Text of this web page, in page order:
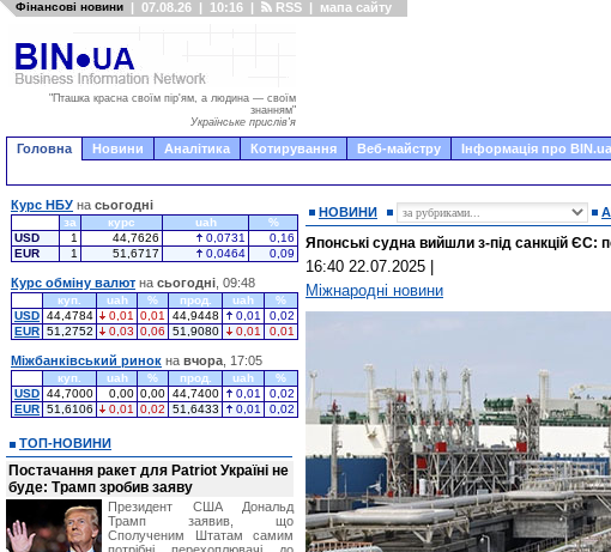
Фінансові новини | 07.08.26 | 10:16 | RSS | мапа сайту
"Пташка красна своїм пір'ям, а людина — своїм
знанням"
Українське прислів'я
Головна Новини Аналітика Котирування Веб-майстру Інформація про BIN.ua
НОВИНИ
Японські судна вийшли з-під санкцій ЄС:
16:40 22.07.2025
Міжнародні новини
Курс НБУ на сьогодні
за курс uah
%
USD
1 44,7626 0,0731
0,16
EUR
1 51,6717 0,0464 0,09
Курс обміну валют на сьогодні , 09:48
куп. uah % прод. uah
%
USD 44,4784 0,01 0,01 44,9448 0,01
0,02
EUR 51,2752 0,03 0,06 51,9080 0,01 0,01
Міжбанківський ринок на вчора , 17:05
куп. uah % прод. uah
%
USD 44,7000 0,00 0,00 44,7400 0,01
0,02
EUR 51,6106 0,01 0,02 51,6433 0,01 0,02
ТОП-НОВИНИ
Постачання ракет для Patriot Україні не
буде: Трамп зробив заяву
Президент США Дональд
Трамп заявив, що
Сполученим Штатам самим